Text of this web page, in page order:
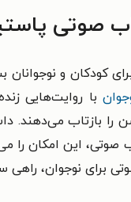
صوتی
کودکان و
با روایت‌هایی
بازتاب می‌دهند.
صوتی، این امکان را
برای نوجوان،